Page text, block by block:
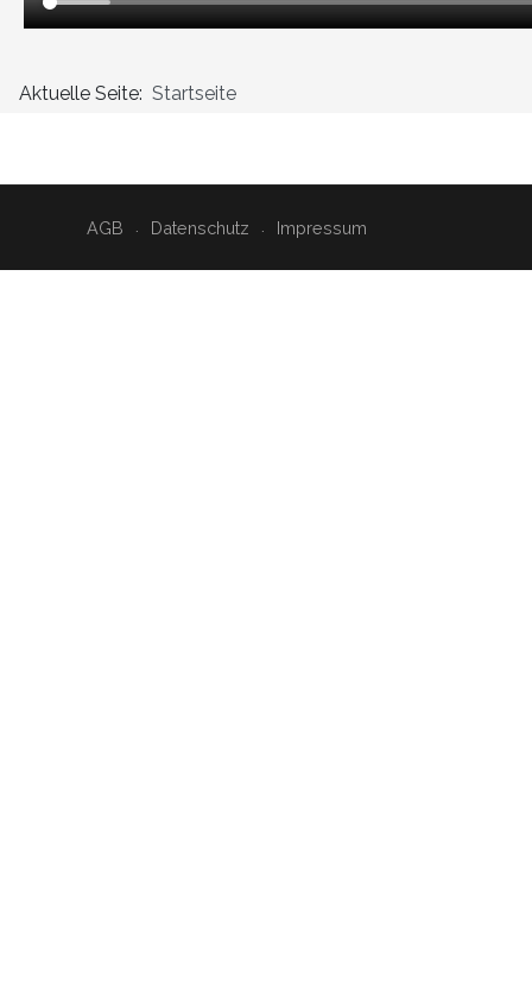
Aktuelle Seite: Startseite
AGB Datenschutz Impressum